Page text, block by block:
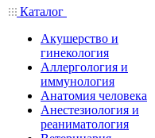
Каталог
Акушерство и
гинекология
Аллергология и
иммунология
Анатомия человека
Анестезиология и
реаниматология